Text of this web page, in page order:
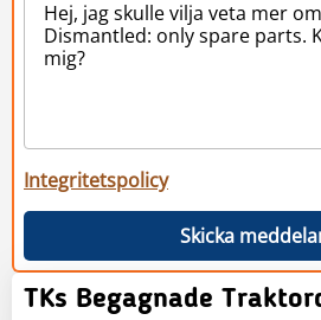
Integritetspolicy
Skicka
TKs Begagnade